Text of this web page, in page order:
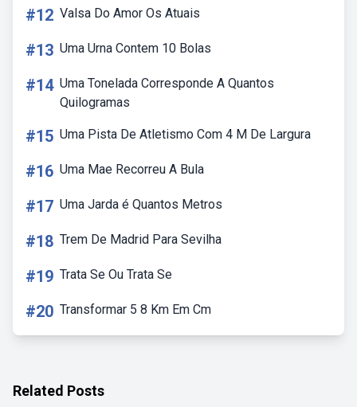
#12 Valsa Do Amor Os Atuais
#13 Uma Urna Contem 10 Bolas
#14 Uma Tonelada Corresponde A Quantos
Quilogramas
#15 Uma Pista De Atletismo Com 4 M De Largura
#16 Uma Mae Recorreu A Bula
#17 Uma Jarda é Quantos Metros
#18 Trem De Madrid Para Sevilha
#19 Trata Se Ou Trata Se
#20 Transformar 5 8 Km Em Cm
Related Posts